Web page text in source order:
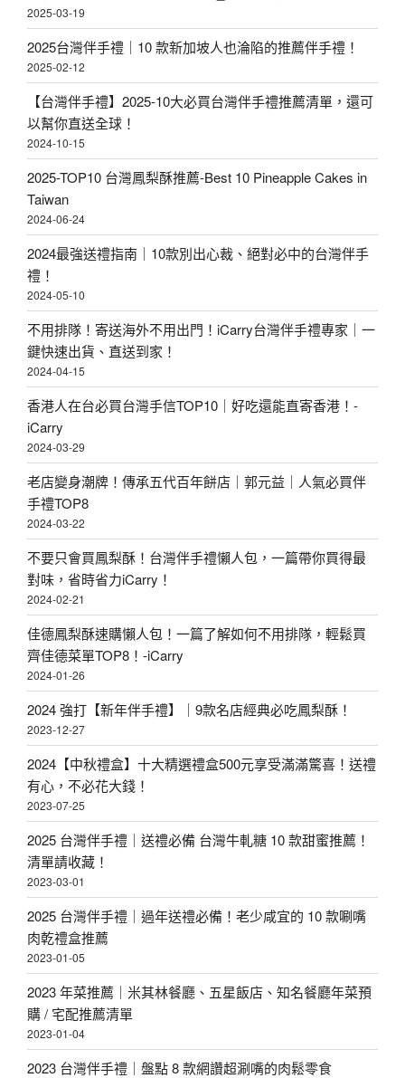
2025-03-19
2025台灣伴手禮｜10 款新加坡人也淪陷的推薦伴手禮！
2025-02-12
【台灣伴手禮】2025-10大必買台灣伴手禮推薦清單，還可
以幫你直送全球！
2024-10-15
2025-TOP10 台灣鳳梨酥推薦-Best 10 Pineapple Cakes in
Taiwan
2024-06-24
2024最強送禮指南｜10款別出心裁、絕對必中的台灣伴手
禮！
2024-05-10
不用排隊！寄送海外不用出門！iCarry台灣伴手禮專家｜一
鍵快速出貨、直送到家！
2024-04-15
香港人在台必買台灣手信TOP10｜好吃還能直寄香港！-
iCarry
2024-03-29
老店變身潮牌！傳承五代百年餅店｜郭元益｜人氣必買伴
手禮TOP8
2024-03-22
不要只會買鳳梨酥！台灣伴手禮懶人包，一篇帶你買得最
對味，省時省力iCarry！
2024-02-21
佳德鳳梨酥速購懶人包！一篇了解如何不用排隊，輕鬆買
齊佳德菜單TOP8！-iCarry
2024-01-26
2024 強打【新年伴手禮】｜9款名店經典必吃鳳梨酥！
2023-12-27
2024【中秋禮盒】十大精選禮盒500元享受滿滿驚喜！送禮
有心，不必花大錢！
2023-07-25
2025 台灣伴手禮｜送禮必備 台灣牛軋糖 10 款甜蜜推薦！
清單請收藏！
2023-03-01
2025 台灣伴手禮｜過年送禮必備！老少咸宜的 10 款唰嘴
肉乾禮盒推薦
2023-01-05
2023 年菜推薦｜米其林餐廳、五星飯店、知名餐廳年菜預
購 / 宅配推薦清單
2023-01-04
2023 台灣伴手禮｜盤點 8 款網讚超涮嘴的肉鬆零食